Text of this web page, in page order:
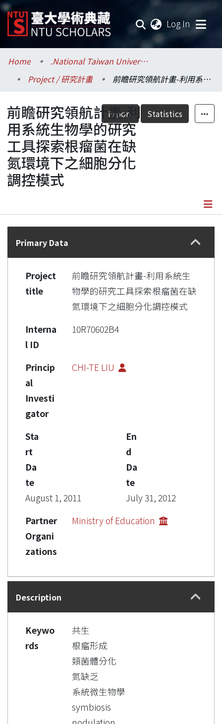
Log In
Communities & Collections
Research Outputs
Fundings & Projects
Researchers
Organizations
Statistics
Home
.National Taiwan University / 國立臺灣大學
Project / 研究計畫
前瞻研究領航計畫-利用系統生物學的研究工具探索根瘤菌在缺氮環境下之細胞分化調控模式
Export Statistics
前瞻研究領航計畫-利
用系統生物學的研究
工具探索根瘤菌在缺
氮環境下之細胞分化
調控模式
Details
Primary Data
Project
title
前瞻研究領航計畫-利用系統生
物學的研究工具探索根瘤菌在缺
氮環境下之細胞分化調控模式
Interna
l ID
10R70602B4
Princip
al
Investi
gator
CHI-TE LIU
Sta
rt
Da
te
August 1, 2011
En
d
Da
te
July 31, 2012
Partner
Organi
zations
Ministry of Education
Description
Keywo
rds
共生
根瘤形成
類菌體分化
氮缺乏
系統微生物學
symbiosis